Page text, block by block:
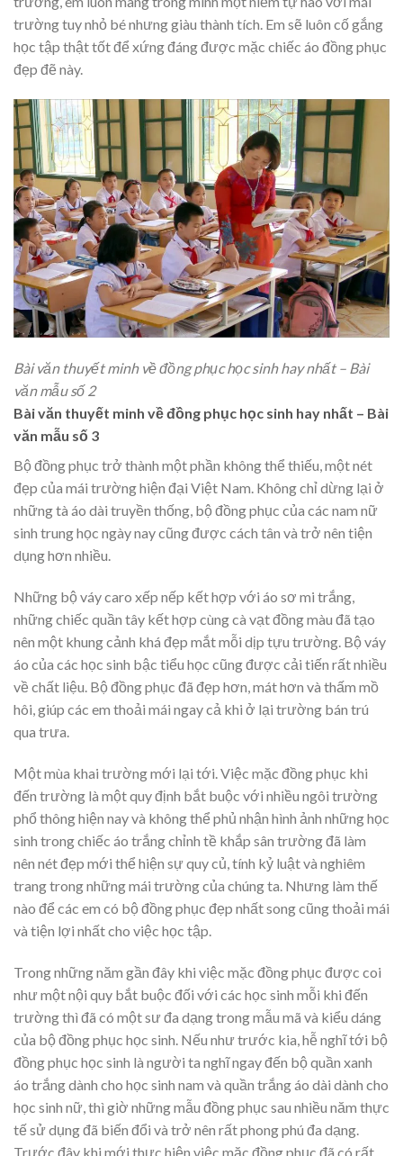
trường tuy nhỏ bé nhưng giàu thành tích. Em sẽ luôn cố gắng
học tập thật tốt để xứng đáng được mặc chiếc áo đồng phục
đẹp đẽ này.
Bài văn thuyết minh về đồng phục học sinh hay nhất – Bài
văn mẫu số 2
Bài văn thuyết minh về đồng phục học sinh hay nhất – Bài
văn mẫu số 3
Bộ đồng phục trở thành một phần không thể thiếu, một nét
đẹp của mái trường hiện đại Việt Nam. Không chỉ dừng lại ở
những tà áo dài truyền thống, bộ đồng phục của các nam nữ
sinh trung học ngày nay cũng được cách tân và trở nên tiện
dụng hơn nhiều.
Những bộ váy caro xếp nếp kết hợp với áo sơ mi trắng,
những chiếc quần tây kết hợp cùng cà vạt đồng màu đã tạo
nên một khung cảnh khá đẹp mắt mỗi dịp tựu trường. Bộ váy
áo của các học sinh bậc tiểu học cũng được cải tiến rất nhiều
về chất liệu. Bộ đồng phục đã đẹp hơn, mát hơn và thấm mồ
hôi, giúp các em thoải mái ngay cả khi ở lại trường bán trú
qua trưa.
Một mùa khai trường mới lại tới. Việc mặc đồng phục khi
đến trường là một quy định bắt buộc với nhiều ngôi trường
phổ thông hiện nay và không thể phủ nhận hình ảnh những học
sinh trong chiếc áo trắng chỉnh tề khắp sân trường đã làm
nên nét đẹp mới thể hiện sự quy củ, tính kỷ luật và nghiêm
trang trong những mái trường của chúng ta. Nhưng làm thế
nào để các em có bộ đồng phục đẹp nhất song cũng thoải mái
và tiện lợi nhất cho việc học tập.
Trong những năm gần đây khi việc mặc đồng phục được coi
như một nội quy bắt buộc đối với các học sinh mỗi khi đến
trường thì đã có một sư đa dạng trong mẫu mã và kiểu dáng
của bộ đồng phục học sinh. Nếu như trước kia, hễ nghĩ tới bộ
đồng phục học sinh là người ta nghĩ ngay đến bộ quần xanh
áo trắng dành cho học sinh nam và quần trắng áo dài dành cho
học sinh nữ, thì giờ những mẫu đồng phục sau nhiều năm thực
tế sử dụng đã biến đổi và trở nên rất phong phú đa dạng.
Trước đây khi mới thực hiện việc mặc đồng phục đã có rất